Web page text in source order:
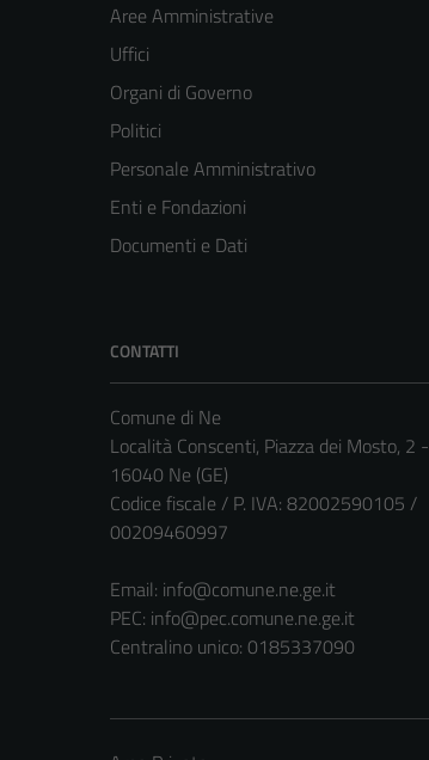
Aree Amministrative
Uffici
Organi di Governo
Politici
Personale Amministrativo
Enti e Fondazioni
Documenti e Dati
CONTATTI
Comune di Ne
Località Conscenti, Piazza dei Mosto, 2 -
16040 Ne (GE)
Codice fiscale / P. IVA: 82002590105 /
00209460997
Email: info@comune.ne.ge.it
PEC: info@pec.comune.ne.ge.it
Centralino unico: 0185337090